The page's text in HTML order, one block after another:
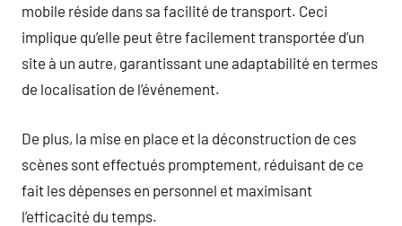
mobile réside dans sa facilité de transport. Ceci
implique qu’elle peut être facilement transportée d’un
site à un autre, garantissant une adaptabilité en termes
de localisation de l’événement.
De plus, la mise en place et la déconstruction de ces
scènes sont effectués promptement, réduisant de ce
fait les dépenses en personnel et maximisant
l’efficacité du temps.